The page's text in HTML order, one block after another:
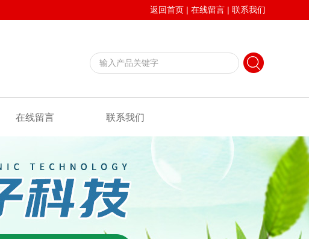
返回首页 | 在线留言 | 联系我们
在线留言 联系我们